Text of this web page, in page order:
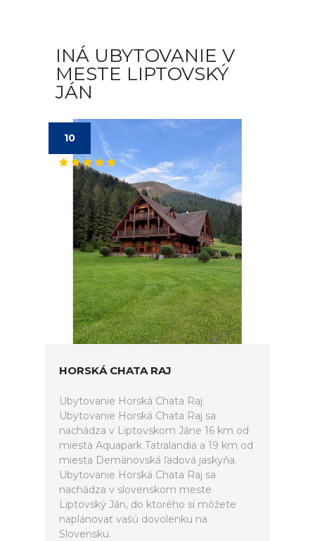
INÁ UBYTOVANIE V
MESTE LIPTOVSKÝ
JÁN
10
HORSKÁ CHATA RAJ
Ubytovanie Horská Chata Raj.
Ubytovanie Horská Chata Raj sa
nachádza v Liptovskom Jáne 16 km od
miesta Aquapark Tatralandia a 19 km od
miesta Demänovská ľadová jaskyňa.
Ubytovanie Horská Chata Raj sa
nachádza v slovenskom meste
Liptovský Ján, do ktorého si môžete
naplánovať vašú dovolenku na
Slovensku.